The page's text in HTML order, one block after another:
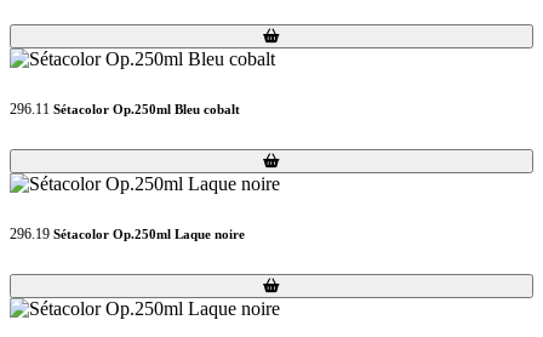
Loading...
Loading...
296.11 Sétacolor Op.250ml Bleu cobalt
Loading...
Loading...
296.19 Sétacolor Op.250ml Laque noire
Loading...
Loading...